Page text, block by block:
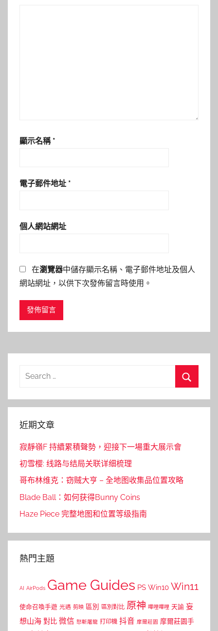
顯示名稱 *
電子郵件地址 *
個人網站網址
在瀏覽器中儲存顯示名稱、電子郵件地址及個人
網站網址，以供下次發佈留言時使用。
Search
近期文章
寂靜嶺F 持續累積聲勢，迎接下一場重大展示會
初雪樱: 线路与结局关联详细梳理
哥布林维克：窃贼大亨 – 全地图收集品位置攻略
Blade Ball：如何获得Bunny Coins
Haze Piece 完整地图和位置等级指南
熱門主題
AI AirPods Game Guides PS Win10 Win11
使命召喚手遊 光遇 剪映 區別 區別對比 原神 嗶哩嗶哩 天諭 妄
想山海 對比 微信 怒斬屠龍 打印機 抖音 摩爾莊園 摩爾莊園手